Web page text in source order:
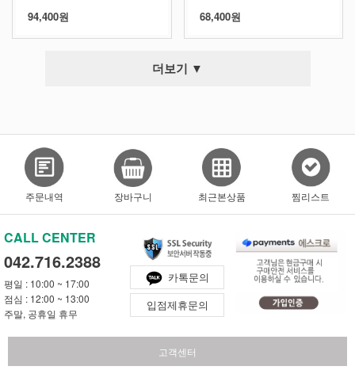
94,400원
68,400원
더보기 ▼
주문내역 장바구니 최근본상품 찜리스트
CALL CENTER
042.716.2388
평일 : 10:00 ~ 17:00
점심 : 12:00 ~ 13:00
주말, 공휴일 휴무
카톡문의
입점제휴문의
고객센터